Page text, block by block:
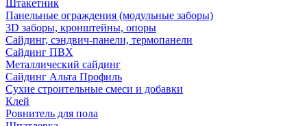
Штакетник
Панельные ограждения (модульные заборы)
3D заборы, кронштейны, опоры
Cайдинг, сэндвич-панели, термопанели
Сайдинг ПВХ
Металлический сайдинг
Сайдинг Альта Профиль
Сухие строительные смеси и добавки
Клей
Ровнитель для пола